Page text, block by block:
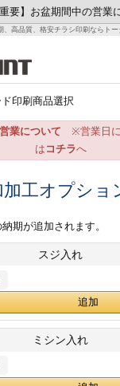
重要】お盆期間中の営業
、高品質、格安チラシ印刷ならト
商品一覧
ご利用ガイド
データ作成ガイド
テンプレート
金
土
1
7
8
15
29
土
11
12
18
19
26
刷商品選択
業について ※営業日に
は コチラへ
工オプショ
期が追加されます。
スジ入れ
ミシン入れ